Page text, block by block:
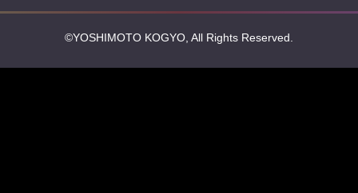
©YOSHIMOTO KOGYO, All Rights Reserved.